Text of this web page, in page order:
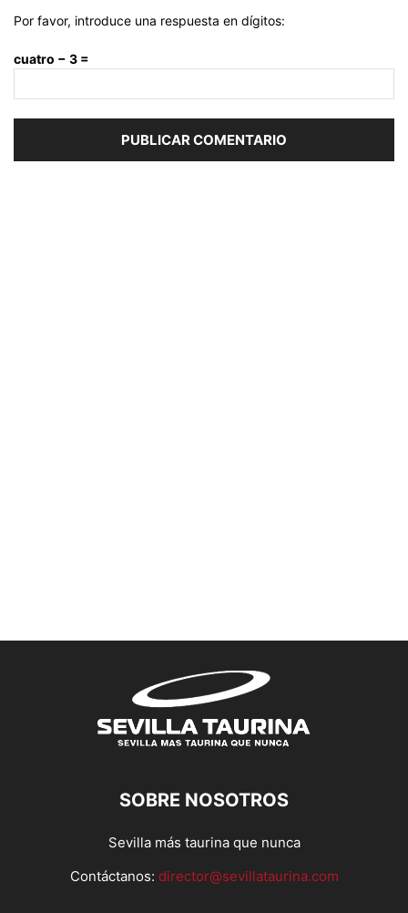
Por favor, introduce una respuesta en dígitos:
cuatro − 3 =
SOBRE NOSOTROS
Sevilla más taurina que nunca
Contáctanos: director@sevillataurina.com